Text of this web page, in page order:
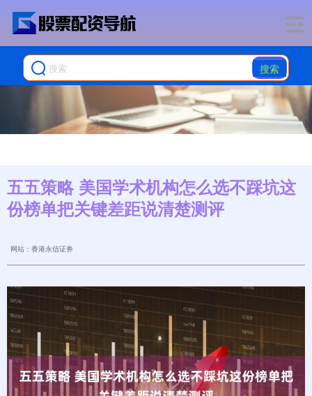
搜索
五五策略 美国学术机构怎么选不踩坑这
份榜单把关键差距说清楚测评
网站：香港永信证券